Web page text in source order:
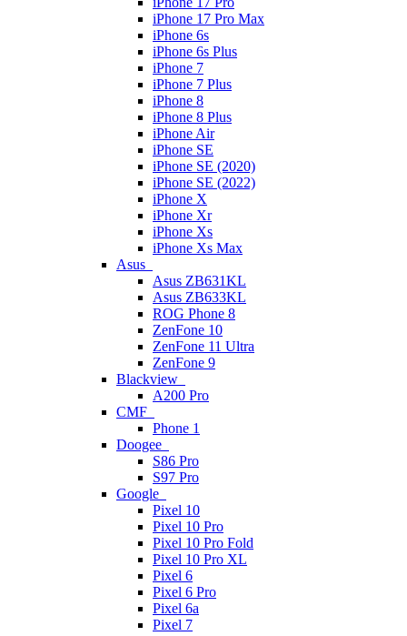
iPhone 17 Pro Max
iPhone 6s
iPhone 6s Plus
iPhone 7
iPhone 7 Plus
iPhone 8
iPhone 8 Plus
iPhone Air
iPhone SE
iPhone SE (2020)
iPhone SE (2022)
iPhone X
iPhone Xr
iPhone Xs
iPhone Xs Max
Asus
Asus ZB631KL
Asus ZB633KL
ROG Phone 8
ZenFone 10
ZenFone 11 Ultra
ZenFone 9
Blackview
A200 Pro
CMF
Phone 1
Doogee
S86 Pro
S97 Pro
Google
Pixel 10
Pixel 10 Pro
Pixel 10 Pro Fold
Pixel 10 Pro XL
Pixel 6
Pixel 6 Pro
Pixel 6a
Pixel 7